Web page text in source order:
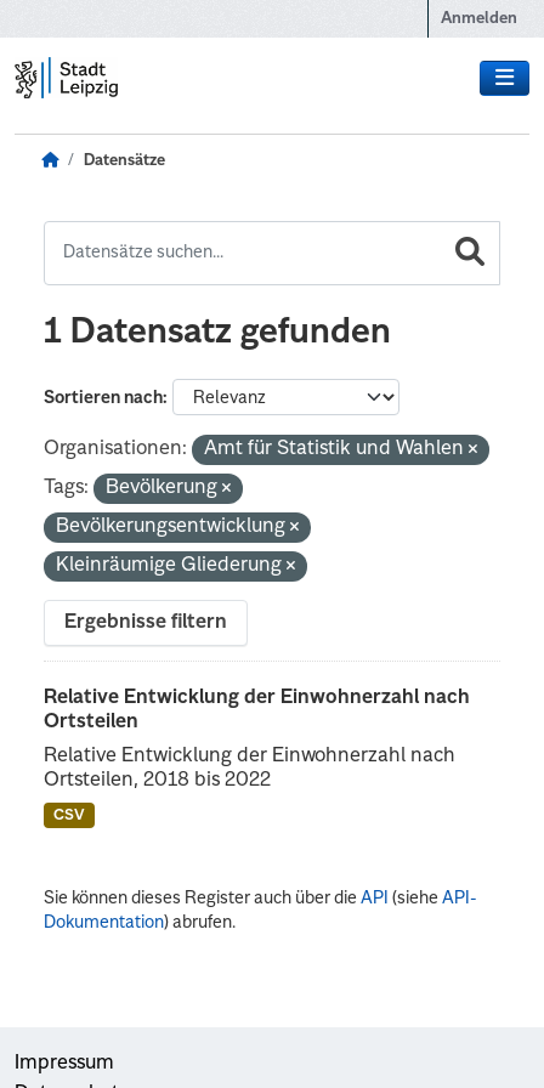
Anmelden
Datensätze
1 Datensatz gefunden
Sortieren nach
Organisationen:
Amt für Statistik und Wahlen
Tags:
Bevölkerung
Bevölkerungsentwicklung
Kleinräumige Gliederung
Ergebnisse filtern
Relative Entwicklung der Einwohnerzahl nach
Ortsteilen
Relative Entwicklung der Einwohnerzahl nach
Ortsteilen, 2018 bis 2022
CSV
Sie können dieses Register auch über dieAPI (sieheAPI-
Dokumentation) abrufen.
Impressum